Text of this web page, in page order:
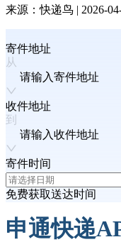
来源：快递鸟 | 2026-
寄件地址
请输入寄件地址
收件地址
请输入收件地址
寄件时间
免费获取送达时间
申通快递